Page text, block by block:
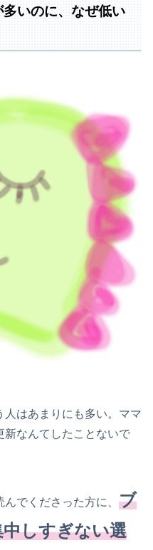
いのに、なぜ低い
はあまりにも多い。ママ
新なんてしたことないで
でくださった方に、 ブ
しすぎない選